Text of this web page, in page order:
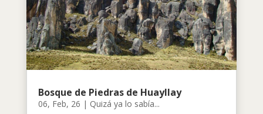
Bosque de Piedras de Huayllay
06, Feb, 26 | Quizá ya lo sabía...